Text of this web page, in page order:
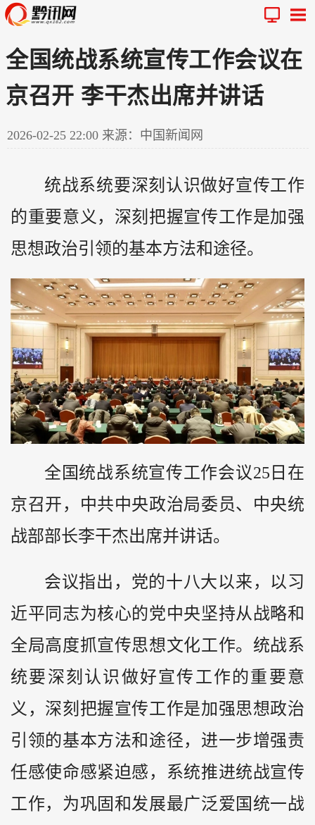
全国统战系统宣传工作会议在
京召开 李干杰出席并讲话
2026-02-25 22:00 来源：中国新闻网
统战系统要深刻认识做好宣传工作
的重要意义，深刻把握宣传工作是加强
思想政治引领的基本方法和途径。
全国统战系统宣传工作会议25日在
京召开，中共中央政治局委员、中央统
战部部长李干杰出席并讲话。
会议指出，党的十八大以来，以习
近平同志为核心的党中央坚持从战略和
全局高度抓宣传思想文化工作。统战系
统要深刻认识做好宣传工作的重要意
义，深刻把握宣传工作是加强思想政治
引领的基本方法和途径，进一步增强责
任感使命感紧迫感，系统推进统战宣传
工作，为巩固和发展最广泛爱国统一战